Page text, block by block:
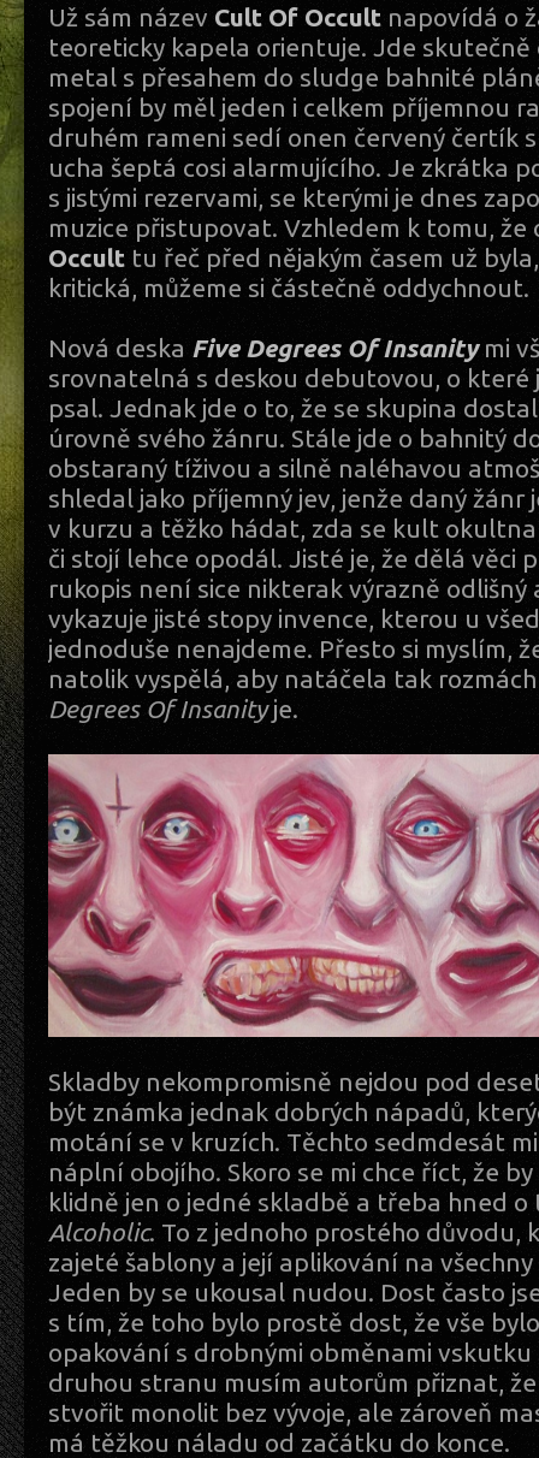
Už sám název Cult Of Occult napovídá o
teoreticky kapela orientuje. Jde
metal s přesahem do sludge bahnité
spojení by měl jeden i celkem příjemnou
druhém rameni sedí onen červený čertík
ucha šeptá cosi alarmujícího. Je zkrátka
s jistými rezervami, se kterými je dnes
muzice přistupovat. Vzhledem k tomu, že
Occult tu řeč před nějakým časem už
kritická, můžeme si částečně oddychnout.
Nová deska Five Degrees Of Insanitymi
srovnatelná s deskou debutovou, o které
psal. Jednak jde o to, že se skupina
úrovně svého žánru. Stále jde o bahnitý
obstaraný tíživou a silně naléhavou
shledal jako příjemný jev, jenže daný žánr
v kurzu a těžko hádat, zda se kult
či stojí lehce opodál. Jisté je, že dělá věci
rukopis není sice nikterak výrazně odlišný
vykazuje jisté stopy invence, kterou u
jednoduše nenajdeme. Přesto si myslím,
natolik vyspělá, aby natáčela tak
Degrees Of Insanityje.
Skladby nekompromisně nejdou pod
být známka jednak dobrých nápadů,
motání se v kruzích. Těchto sedmdesát
náplní obojího. Skoro se mi chce říct, že
klidně jen o jedné skladbě a třeba hned o
Alcoholic. To z jednoho prostého důvodu,
zajeté šablony a její aplikování na
Jeden by se ukousal nudou. Dost často
s tím, že toho bylo prostě dost, že vše
opakování s drobnými obměnami
druhou stranu musím autorům přiznat, že
stvořit monolit bez vývoje, ale zároveň
má těžkou náladu od začátku do konce.